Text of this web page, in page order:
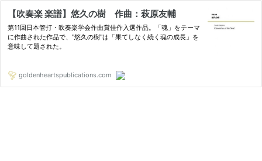
【吹奏楽 楽譜】悠久の樹 作曲：萩原友輔
第11回日本管打・吹奏楽学会作曲賞佳作入選作品。「魂」をテーマ
に作曲された作品で、"悠久の樹"は「果てしなく続く魂の成長」を
意味して題された。
goldenheartspublications.com